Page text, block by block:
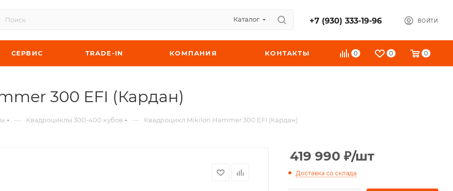
Каталог +7 (930) 333-19-96 ВОЙТИ
0 0 0
СЕРВИС TRADE-IN КОМПАНИЯ КОНТАКТЫ
300 EFI (Кардан)
— Квадроциклы 300-400 кубов — Квадроцикл Mikilon Hammer 300 EFI (Кардан)
419 990 ₽/шт
Доставка со склада